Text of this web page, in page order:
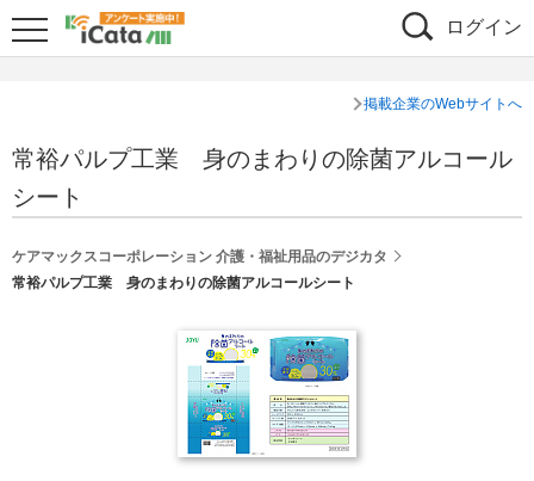
ログイン
掲載企業のWebサイトへ
常裕パルプ工業 身のまわりの除菌アルコール
シート
ケアマックスコーポレーション 介護・福祉用品のデジカタ
常裕パルプ工業 身のまわりの除菌アルコールシート